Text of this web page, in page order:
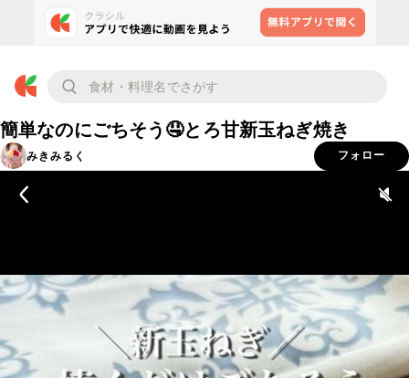
簡単なのにごちそう🤤とろ甘新玉ねぎ焼き
みきみるく フォロー